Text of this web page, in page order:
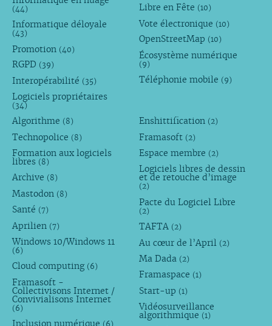
(44)
Informatique déloyale
(43)
Promotion (40)
RGPD (39)
Interopérabilité (35)
Logiciels propriétaires
(34)
Libre en Fête (10)
Vote électronique (10)
OpenStreetMap (10)
Écosystème numérique
(9)
Téléphonie mobile (9)
Algorithme (8)
Technopolice (8)
Formation aux logiciels
libres (8)
Archive (8)
Mastodon (8)
Santé (7)
Aprilien (7)
Windows 10/Windows 11
(6)
Cloud computing (6)
Framasoft -
Collectivisons Internet /
Convivialisons Internet
(6)
Inclusion numérique (6)
Enshittification (2)
Framasoft (2)
Espace membre (2)
Logiciels libres de dessin
et de retouche d’image
(2)
Pacte du Logiciel Libre
(2)
TAFTA (2)
Au cœur de l’April (2)
Ma Dada (2)
Framaspace (1)
Start-up (1)
Vidéosurveillance
algorithmique (1)